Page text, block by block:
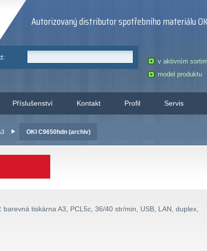
Autorizovaný distributor spotřebního materiálu
v aktivním
model produktu
Příslušenství Kontakt Profil Servis
OKI C9650hdn (archiv)
barevná tiskárna A3, PCL5c, 36/40 str/min, USB, LAN, duplex,